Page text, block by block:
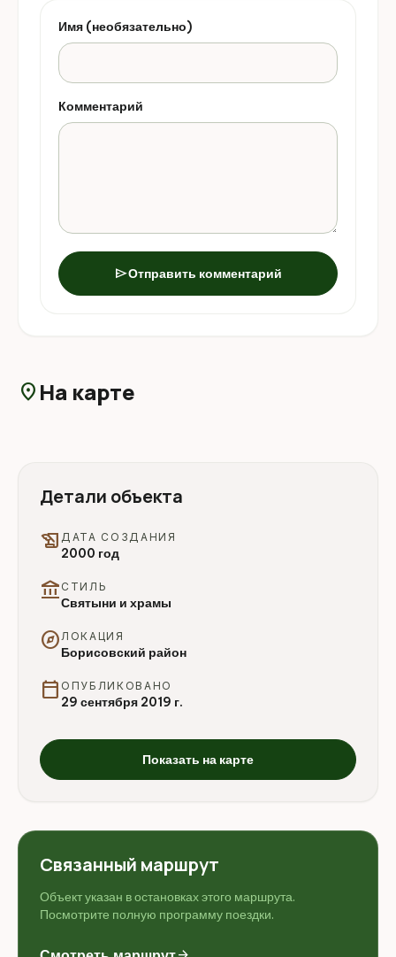
Имя (необязательно)
Комментарий
sendОтправить комментарий
location_on На карте
Детали объекта
history_edu ДАТА СОЗДАНИЯ
2000 год
account_balance СТИЛЬ
Святыни и храмы
explore ЛОКАЦИЯ
Борисовский район
calendar_today ОПУБЛИКОВАНО
29 сентября 2019 г.
Показать на карте
Связанный маршрут
Объект указан в остановках этого маршрута.
Посмотрите полную программу поездки.